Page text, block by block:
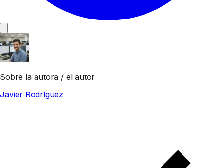
Sobre la autora / el autor
Javier Rodríguez